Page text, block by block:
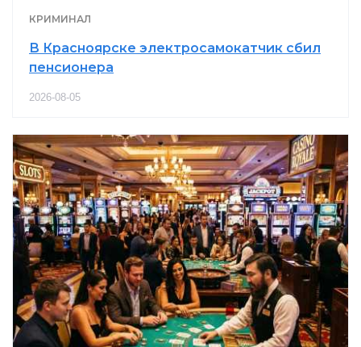
КРИМИНАЛ
В Красноярске электросамокатчик сбил
пенсионера
2026-08-05